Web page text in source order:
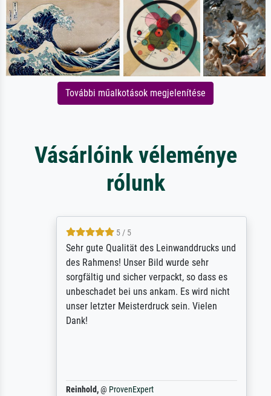
További műalkotások megjelenítése
Vásárlóink véleménye
rólunk
5 / 5
Sehr gute Qualität des Leinwanddrucks und
des Rahmens! Unser Bild wurde sehr
sorgfältig und sicher verpackt, so dass es
unbeschadet bei uns ankam. Es wird nicht
unser letzter Meisterdruck sein. Vielen
Dank!
Reinhold,@ProvenExpert